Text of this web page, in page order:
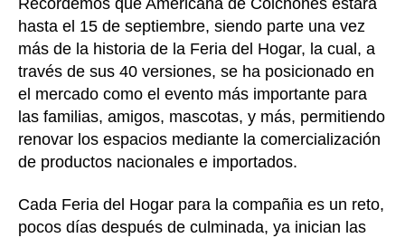
hasta el 15 de septiembre, siendo parte una vez
más de la historia de la Feria del Hogar, la cual, a
través de sus 40 versiones, se ha posicionado en
el mercado como el evento más importante para
las familias, amigos, mascotas, y más, permitiendo
renovar los espacios mediante la comercialización
de productos nacionales e importados.
Cada Feria del Hogar para la compañia es un reto,
pocos días después de culminada, ya inician las